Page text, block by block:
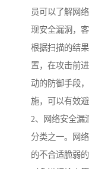
员可以了解网
现安全漏洞，
根据扫描的结
置，在攻击前
动的防御手段
施，可以有效
2、网络安全漏
分类之一。网
的不合适脆弱